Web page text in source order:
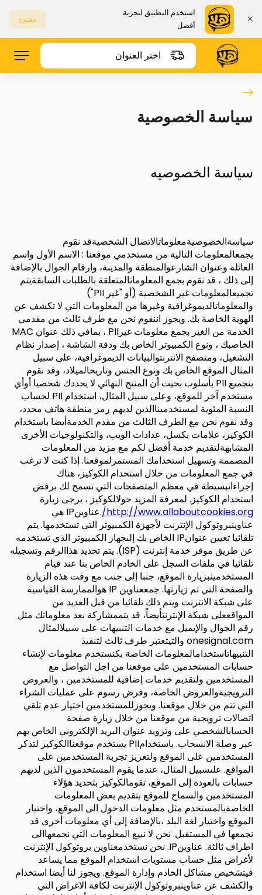
استخدم التطبيق لتجربة
أفضل
مفتوح
اختر العنوان
سياسة الخصوصية
سياسة الخصوصيه
سياسةالخصوصيةمعلوماتالاتصال الشخصيةقد نقوم
بجمعالمعلومات التالية من مستخدمي موقعنا : الاسم الأول واسم
العائلة وعنوان الشارعوالمنطقة والمدينة، وارقام الجوال بالإضافة
إلى ذلك ، قد نقوم بجمع المعلوماتالمتعلقة بالطلبات السابقةيتم
تجميعالمعلومات غير الشخصية (أو "غير PII")
والمعلوماتالديموغرافية وغيرها من المعلومات التي لا تكشف عن
الهوية الخاصة بك. ويجوز اننقوم نحن مع طرف ثالث من مقدمي
الخدمة من الغير بجمع معلومات غيرPII ، بمافي ذلك عنوان MAC
الخاصبك ، ونوع الكمبيوتر الخاص بك ودقة الشاشة ، إصدار نظام
التشغيل، ومتصفح الانترنتوالبيانات الديموغرافية، على سبيل
المثال الموقع الخاص بك ونوع الجنس وتاريخالميلاد، وقد نقوم
بتجميع PII بأسلوب بحيث أن المنتج النهائي لا يحددك شخصيا أوأي
مستخدم آخر للموقع، وعلى سبيل المثال، استخدام PII لحساب
النسبة المئوية لمستخدميناالذين لديهم رمز منطقة هاتف محدد،
وقد نقوم نحن مع الطرف الثالث من مقدم الخدمةأيضا باستخدام
الكوكيز، علامات بكسل، عدادات الويب، والتكنولوجيات الأخرى
المشابهةلتقديم خدمة أفضل لكم مع مزيد من المعلومات
المصممة وتسهيل استخدامك المستمرلموقعنا. إذا كنت لا ترغب
في جمع المعلومات من خلال استخدام الكوكيز، هناك
إجراءاتبسيطة في معظم المتصفحات التي تسمح لك برفض
استخدام الكوكيز. لمعرفة المزيد حولالكوكيز ، يرجى زيارة
http://www.allaboutcookies.org/
.عناوينIP هي
عناوينبروتوكول الإنترنت لأجهزة الكمبيوتر التي تستخدمها. يتم
تلقائيا تعيين عنوانIP الخاص بك إلىجهاز الكمبيوتر الذي تستخدمه
عن طريق موفر خدمة إنترنت (ISP). يتم تحديد هذاالرقم وتسجيله
تلقائيا في ملفات السجل على الخادم الخاص بنا عند قيام
المستخدمينبزيارة الموقع، جنبا إلى جنب مع وقت هذه الزيارة
والصفحة التي تم زيارتها. جمععناوين IP هوالممارسة القياسية
على شبكة الانترنت ويتم ذلك تلقائيا من قبل العديد من
المواقععلى شبكة الإنترنتأيضاً، قد يتممشاركة بعد معلوماتك مثل
رقم الجوال والإيميل مع خدمات التنبيهات على سبيلالمثال
onesignal.com والتيتعتبر طرف ثالث لتنفيذ
التنبيهاتاستخدامالمعلومات الخاصة بكنستخدم معلومات لإنشاء
حسابات المستخدمين على موقعنا من اجل التواصل مع
المستخدمين ولتقديم خدمات إضافية للمستخدمين ، والعروض
الترويجيةوالعروض الخاصة، وفرض رسوم على عمليات الشراء
التي تتم من خلال موقعنا. ويجوزللمستخدمين اختيار عدم تلقي
اتصالات ترويجية من موقعنا من خلال زيارة صفحة
الحسابالشخصي على وتزويد عنوان البريد الإلكتروني الخاص بهم
عبر وصلة الانسحاب. باستخدامPII يستخدم موقعناالكوكيز لتذكر
المستخدمين على الموقع ولتعزيز تجربة المستخدمين على
المواقع. علىسبيل المثال، عندما يقوم المستخدمون الذين لديهم
حسابات بالعودة إلى الموقع، تقومالكوكيز بتحديد هؤلاء
المستخدمين والسماح للموقع بتقديم بعض المعلومات
الخاصةبالمستخدم مثل معلومات الدخول الى الموقع، واختيار
الموقع واختيار لغة البلد ،بالإضافة إلى أي معلومات أخرى قد
نجمعها في المستقبل. نحن لا نبيع المعلومات التي نجمعهاالى
اطراف ثالثة. عناوينIP. نحن نستخدمعناوين بروتوكول الإنترنت
لأغراض مثل حساب مستويات استخدام الموقع مما يساعد
فيتشخيص مشاكل الخادم وإدارة الموقع. ويجوز لنا أيضا استخدام
والكشف عن عناوينبروتوكول الإنترنت لكافة الاغراض التي